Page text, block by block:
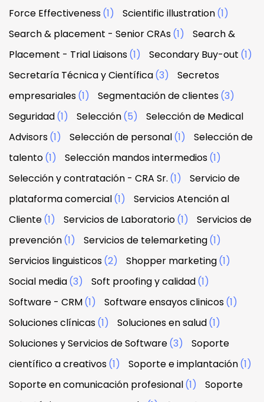
Force Effectiveness(1) Scientific illustration(1)
Search & placement - Senior CRAs(1)
Search &
Placement - Trial Liaisons(1) Secondary Buy-out (1)
Secretaría Técnica y Científica(3)
Secretos
empresariales(1) Segmentación de clientes(3)
Seguridad(1) Selección(5)
Selección de Medical
Advisors(1) Selección de personal(1)
Selección de
talento(1) Selección mandos intermedios(1)
Selección y contratación - CRA Sr. (1)
Servicio de
plataforma comercial(1)
Servicios Atención al
Cliente(1) Servicios de Laboratorio(1)
Servicios de
prevención(1) Servicios de telemarketing(1)
Servicios linguisticos(2) Shopper marketing(1)
Social media(3) Soft proofing y calidad(1)
Software - CRM(1) Software ensayos clinicos(1)
Soluciones clínicas(1) Soluciones en salud(1)
Soluciones y Servicios de Software(3)
Soporte
científico a creativos(1) Soporte e implantación(1)
Soporte en comunicación profesional(1)
Soporte